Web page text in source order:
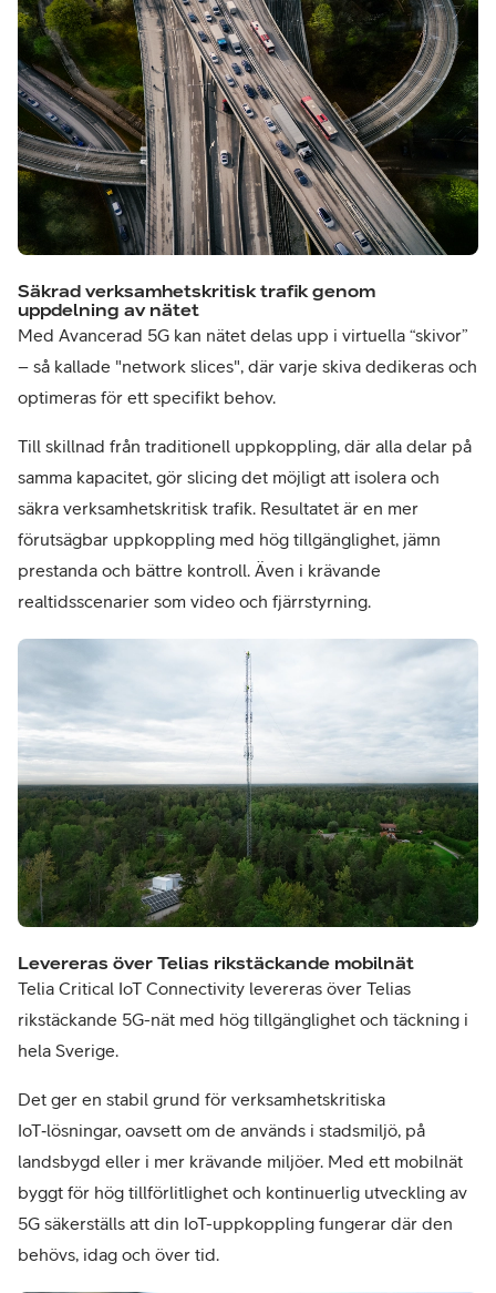
Säkrad verksamhetskritisk trafik genom
uppdelning av nätet​
Med Avancerad 5G kan nätet delas upp i virtuella “skivor”
– så kallade "network slices", där varje skiva dedikeras och
optimeras för ett specifikt behov.
Till skillnad från traditionell uppkoppling, där alla delar på
samma kapacitet, gör slicing det möjligt att isolera och
säkra verksamhetskritisk trafik. Resultatet är en mer
förutsägbar uppkoppling med hög tillgänglighet, jämn
prestanda och bättre kontroll. Även i krävande
realtidsscenarier som video och fjärrstyrning.
Levereras över Telias rikstäckande mobilnät​
Telia Critical IoT Connectivity levereras över Telias
rikstäckande 5G-nät med hög tillgänglighet och täckning i
hela Sverige.
Det ger en stabil grund för verksamhetskritiska
IoT‑lösningar, oavsett om de används i stadsmiljö, på
landsbygd eller i mer krävande miljöer. Med ett mobilnät
byggt för hög tillförlitlighet och kontinuerlig utveckling av
5G säkerställs att din IoT-uppkoppling fungerar där den
behövs, idag och över tid.​